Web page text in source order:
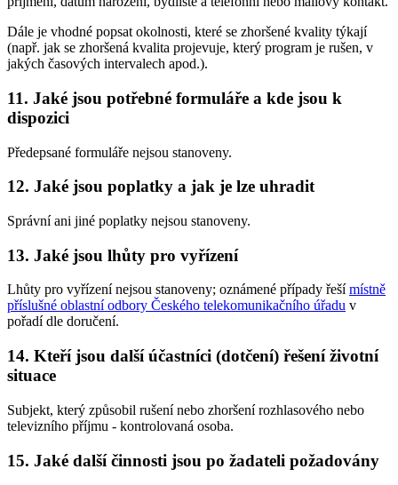
Dále je vhodné popsat okolnosti, které se zhoršené kvality týkají
(např. jak se zhoršená kvalita projevuje, který program je rušen, v
jakých časových intervalech apod.).
11. Jaké jsou potřebné formuláře a kde jsou k
dispozici
Předepsané formuláře nejsou stanoveny.
12. Jaké jsou poplatky a jak je lze uhradit
Správní ani jiné poplatky nejsou stanoveny.
13. Jaké jsou lhůty pro vyřízení
Lhůty pro vyřízení nejsou stanoveny; oznámené případy řešímístně
příslušné oblastní odbory Českého telekomunikačního úřadu v
pořadí dle doručení.
14. Kteří jsou další účastníci (dotčení) řešení životní
situace
Subjekt, který způsobil rušení nebo zhoršení rozhlasového nebo
televizního příjmu - kontrolovaná osoba.
15. Jaké další činnosti jsou po žadateli požadovány